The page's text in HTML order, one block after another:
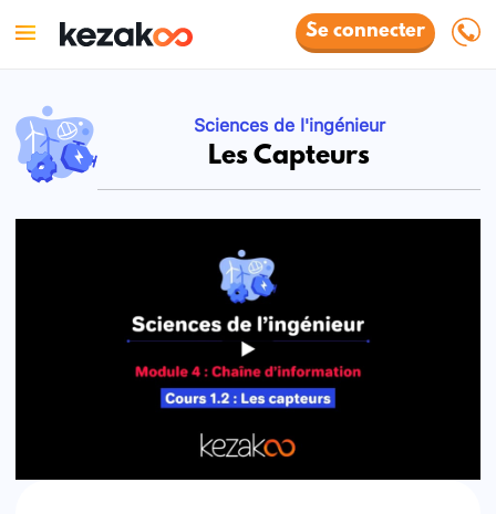
Se connecter
Sciences de l'ingénieur
Les Capteurs